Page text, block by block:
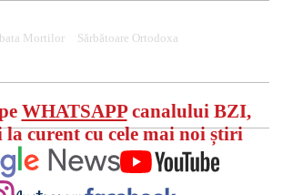
Mortilor
Sărbătoare Ortodoxa
WHATSAPPcanalului BZI,
curent cu cele mai noi știri